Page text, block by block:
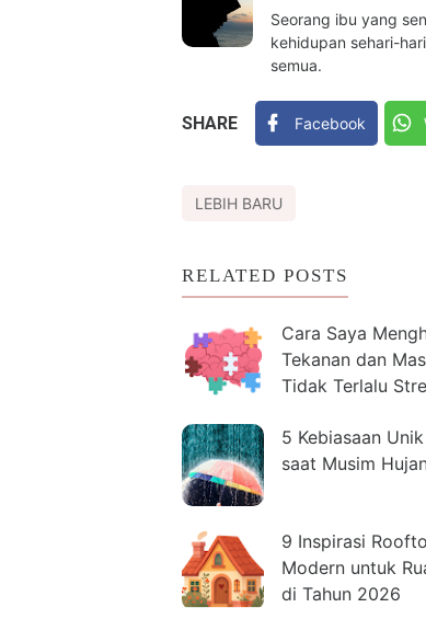
Seorang ibu yang
kehidupan sehari-
semua.
SHARE Facebook
LEBIH BARU
RELATED POSTS
Cara Saya
Tekanan dan
Tidak Terlalu
5 Kebiasaan
saat Musim
9 Inspirasi
Modern untuk
di Tahun 2026